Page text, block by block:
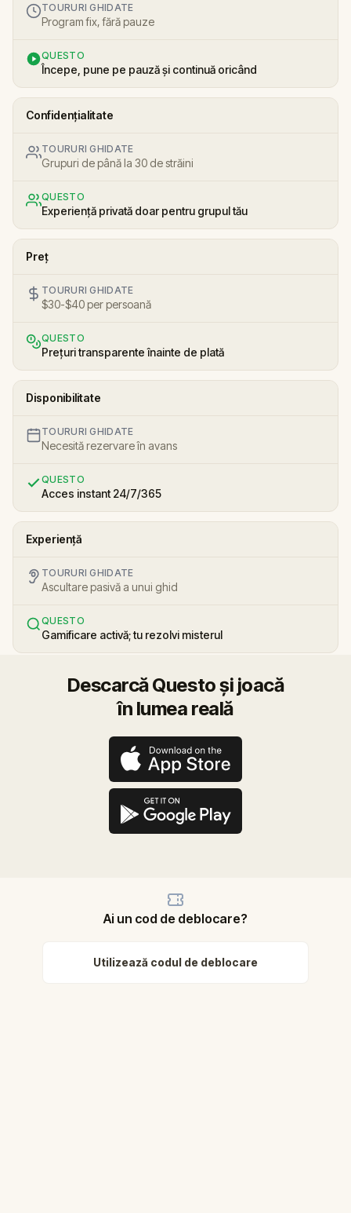
TOURURI GHIDATE
Program fix, fără pauze
QUESTO
Începe, pune pe pauză și continuă oricând
Confidențialitate
TOURURI GHIDATE
Grupuri de până la 30 de străini
QUESTO
Experiență privată doar pentru grupul tău
Preț
TOURURI GHIDATE
$30-$40 per persoană
QUESTO
Prețuri transparente înainte de plată
Disponibilitate
TOURURI GHIDATE
Necesită rezervare în avans
QUESTO
Acces instant 24/7/365
Experiență
TOURURI GHIDATE
Ascultare pasivă a unui ghid
QUESTO
Gamificare activă; tu rezolvi misterul
Descarcă Questo și joacă
în lumea reală
Ai un cod de deblocare?
Utilizează codul de deblocare